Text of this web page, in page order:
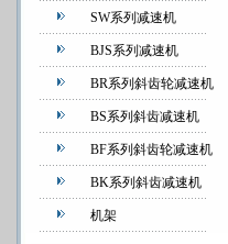
SW系列减速机
BJS系列减速机
BR系列斜齿轮减速机
BS系列斜齿减速机
BF系列斜齿轮减速机
BK系列斜齿减速机
机架